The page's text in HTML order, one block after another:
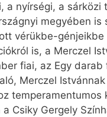
a nyírségi, a
megyében
vérükbe-
is, a Merczel
fiai, az Egy
Merczel
Csiky Gergely